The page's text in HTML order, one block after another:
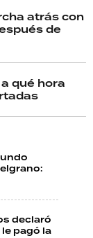
atrás con
de
qué hora
declaró
pagó la